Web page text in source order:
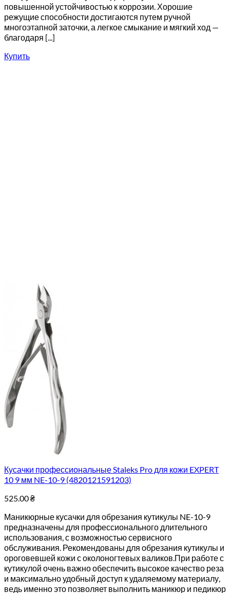
повышенной устойчивостью к коррозии. Хорошие
режущие способности достигаются путем ручной
многоэтапной заточки, а легкое смыкание и мягкий ход —
благодаря [...]
Купить
Кусачки профессиональные Staleks Pro для кожи EXPERT
10 9 мм NE-10-9 (4820121591203)
525.00₴
Маникюрные кусачки для обрезания кутикулы NE-10-9
предназначены для профессионального длительного
использования, с возможностью сервисного
обслуживания. Рекомендованы для обрезания кутикулы и
ороговевшей кожи с околоногтевых валиков.При работе с
кутикулой очень важно обеспечить высокое качество реза
и максимально удобный доступ к удаляемому материалу,
ведь именно это позволяет выполнить маникюр и педикюр